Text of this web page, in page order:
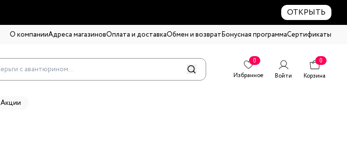
ОТКРЫТЬ
О компанииАдреса магазиновОплата и доставкаОбмен и возвратБонусная программаСертификаты
0
Избранное
Войти
0
Корзина
Акции